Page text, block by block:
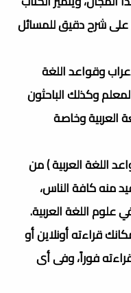
شرح دقيق للمسائل
وقواعد اللغة
وكذلك الباحثون
العربية وخاصة
اللغة العربية ) من
منه كافة الناس،
اللغة العربية.
قراءته أونلاين أو
فوراً، وفى أى